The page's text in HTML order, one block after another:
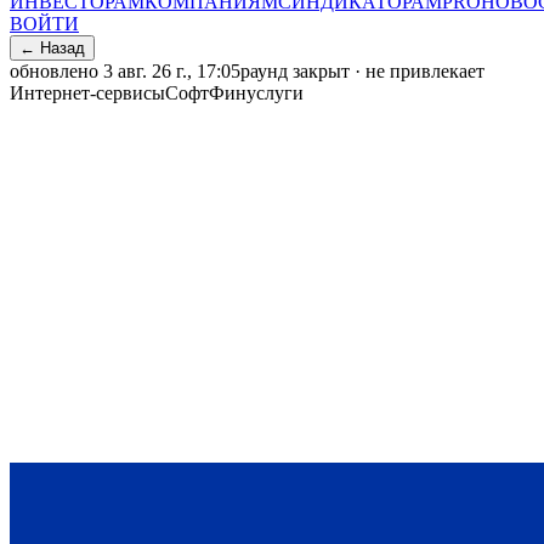
ВОЙТИ
← Назад
обновлено 3 авг. 26 г., 17:05раунд закрыт · не привлекает
Интернет-сервисыСофтФинуслуги